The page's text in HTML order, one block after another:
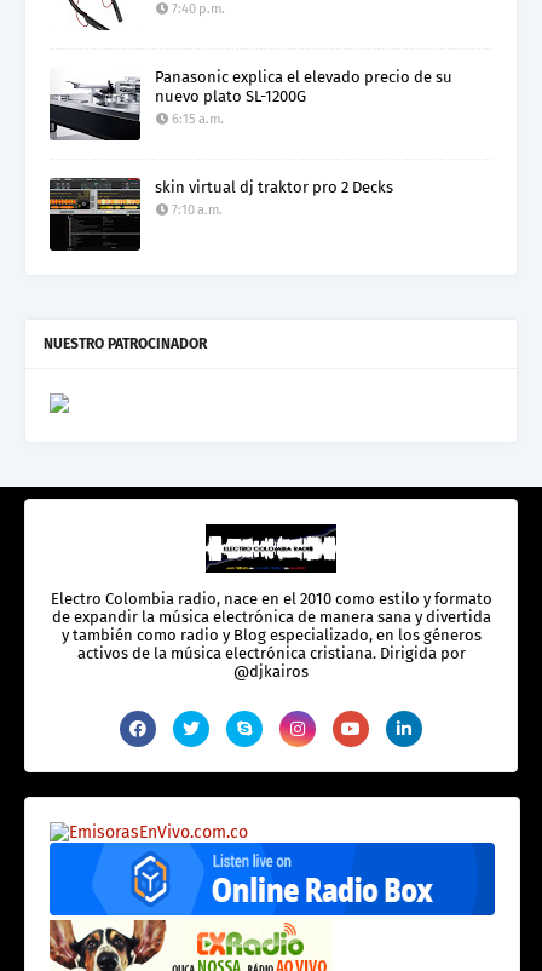
7:40 p.m.
Panasonic explica el elevado precio de su
nuevo plato SL-1200G
6:15 a.m.
skin virtual dj traktor pro 2 Decks
7:10 a.m.
NUESTRO PATROCINADOR
Electro Colombia radio, nace en el 2010 como estilo y formato
de expandir la música electrónica de manera sana y divertida
y también como radio y Blog especializado, en los géneros
activos de la música electrónica cristiana. Dirigida por
@djkairos